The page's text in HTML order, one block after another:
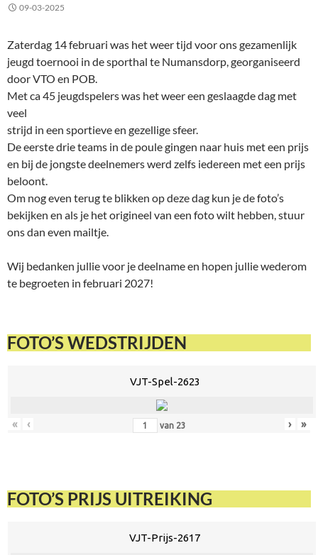
09-03-2025
Zaterdag 14 februari was het weer tijd voor ons gezamenlijk
jeugd toernooi in de sporthal te Numansdorp, georganiseerd
door VTO en POB.
Met ca 45 jeugdspelers was het weer een geslaagde dag met
veel
strijd in een sportieve en gezellige sfeer.
De eerste drie teams in de poule gingen naar huis met een prijs
en bij de jongste deelnemers werd zelfs iedereen met een prijs
beloont.
Om nog even terug te blikken op deze dag kun je de foto’s
bekijken en als je het origineel van een foto wilt hebben, stuur
ons dan even mailtje.
Wij bedanken jullie voor je deelname en hopen jullie wederom
te begroeten in februari 2027!
FOTO’S WEDSTRIJDEN
VJT-Spel-2623
« ‹ van 23 › »
FOTO’S PRIJS UITREIKING
VJT-Prijs-2617